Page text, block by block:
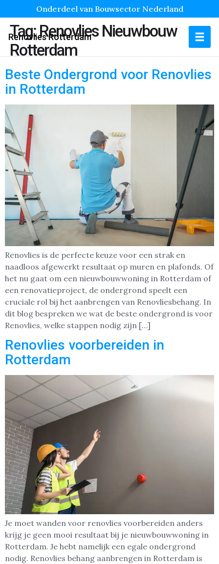
Onderdeel van Bouwsector Nederland
Renovlies Rotterdam
Tag:Renovlies Nieuwbouw
Rotterdam
Beste Ondergrond voor Renovlies
in Rotterdam
Renovlies is de perfecte keuze voor een strak en
naadloos afgewerkt resultaat op muren en plafonds. Of
het nu gaat om een nieuwbouwwoning in Rotterdam of
een renovatieproject, de ondergrond speelt een
cruciale rol bij het aanbrengen van Renovliesbehang. In
dit blog bespreken we wat de beste ondergrond is voor
Renovlies, welke stappen nodig zijn […]
Renovlies voorbereiden in
Rotterdam
Je moet wanden voor renovlies voorbereiden anders
krijg je geen mooi resultaat bij je nieuwbouwwoning in
Rotterdam. Je hebt namelijk een egale ondergrond
nodig. Renovlies behang aanbrengen in Rotterdam is